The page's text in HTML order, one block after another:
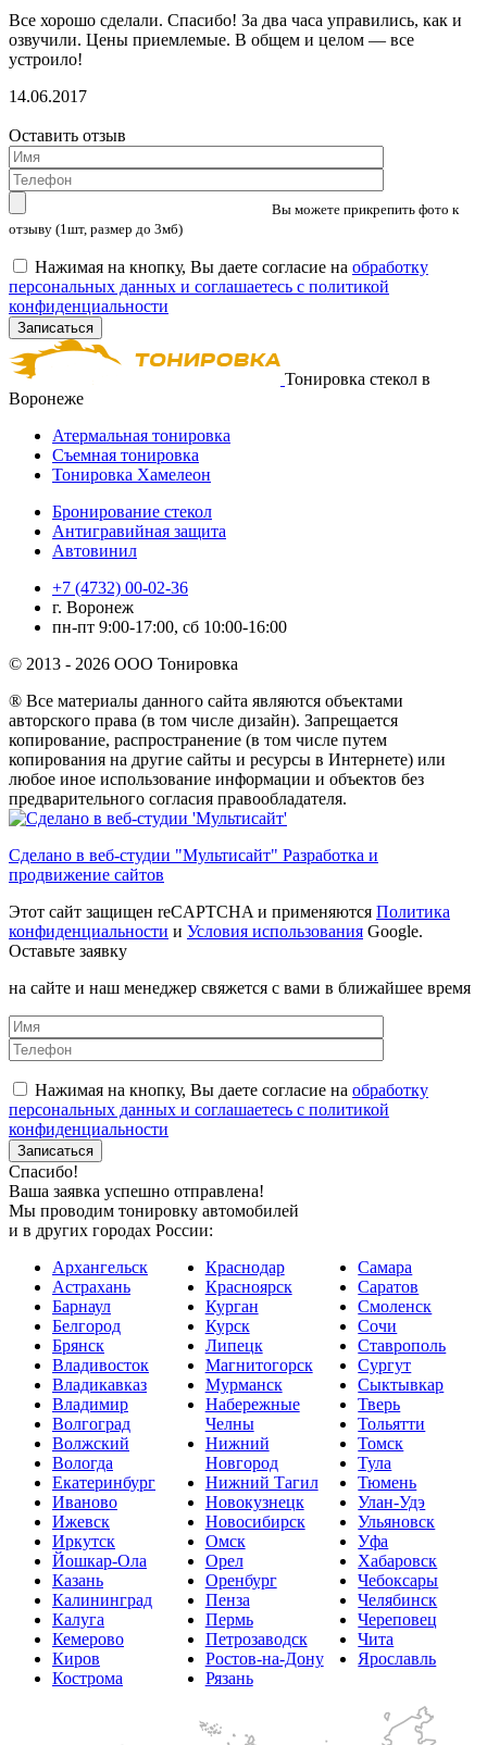
Все хорошо сделали. Спасибо! За два часа управились, как и
озвучили. Цены приемлемые. В общем и целом — все
устроило!
14.06.2017
Оставить отзыв
Вы можете прикрепить фото к
отзыву (1шт, размер до 3мб)
Нажимая на кнопку, Вы даете согласие на обработку
персональных данных и соглашаетесь с политикой
конфиденциальности
Тонировка стекол в
Воронеже
Атермальная тонировка
Съемная тонировка
Тонировка Хамелеон
Бронирование стекол
Антигравийная защита
Автовинил
+7 (4732) 00-02-36
г. Воронеж
пн-пт 9:00-17:00, сб 10:00-16:00
© 2013 - 2026 ООО Тонировка
® Все материалы данного сайта являются объектами
авторского права (в том числе дизайн). Запрещается
копирование, распространение (в том числе путем
копирования на другие сайты и ресурсы в Интернете) или
любое иное использование информации и объектов без
предварительного согласия правообладателя.
Сделано в веб-студии "Мультисайт" Разработка и
продвижение сайтов
Этот сайт защищен reCAPTCHA и применяются Политика
конфиденциальности и Условия использования Google.
Оставьте заявку
на сайте и наш менеджер свяжется с вами в ближайшее время
Нажимая на кнопку, Вы даете согласие на обработку
персональных данных и соглашаетесь с политикой
конфиденциальности
Спасибо!
Ваша заявка успешно отправлена!
Мы проводим тонировку автомобилей
и в других городах России:
Архангельск
Астрахань
Барнаул
Белгород
Брянск
Владивосток
Владикавказ
Владимир
Волгоград
Волжский
Вологда
Екатеринбург
Иваново
Ижевск
Иркутск
Йошкар-Ола
Казань
Калининград
Калуга
Кемерово
Киров
Кострома
Краснодар
Красноярск
Курган
Курск
Липецк
Магнитогорск
Мурманск
Набережные
Челны
Нижний
Новгород
Нижний Тагил
Новокузнецк
Новосибирск
Омск
Орел
Оренбург
Пенза
Пермь
Петрозаводск
Ростов-на-Дону
Рязань
Самара
Саратов
Смоленск
Сочи
Ставрополь
Сургут
Сыктывкар
Тверь
Тольятти
Томск
Тула
Тюмень
Улан-Удэ
Ульяновск
Уфа
Хабаровск
Чебоксары
Челябинск
Череповец
Чита
Ярославль